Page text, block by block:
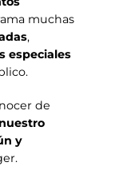
muchas
,
especiales
de
nuestro
y